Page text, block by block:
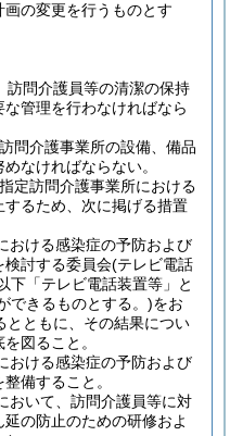
の変更を行うものとす
訪問介護員等の清潔の保持
管理を行わなければなら
問介護事業所の設備、備品
なければならない。
定訪問介護事業所における
るため、次に掲げる措置
おける感染症の予防および
検討する委員会(テレビ電話
下「テレビ電話装置等」と
できるものとする。)をお
とともに、その結果につい
図ること。
おける感染症の予防および
備すること。
おいて、訪問介護員等に対
の防止のための研修およ